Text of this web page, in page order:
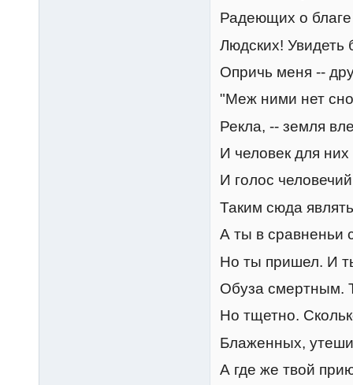
Радеющих о
Людских! Увидеть
Опричь меня --
"Меж ними нет
Рекла, -- земля
И человек для
И голос
Таким сюда
А ты в сравненьи
Но ты пришел. И
Обуза смертным.
Но тщетно.
Блаженных,
А где же твой